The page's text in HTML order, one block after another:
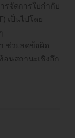
รจัดการใบกำกับ
เป็นไปโดย
ช่วยลดข้อผิด
อนสถานะเชิงลึก